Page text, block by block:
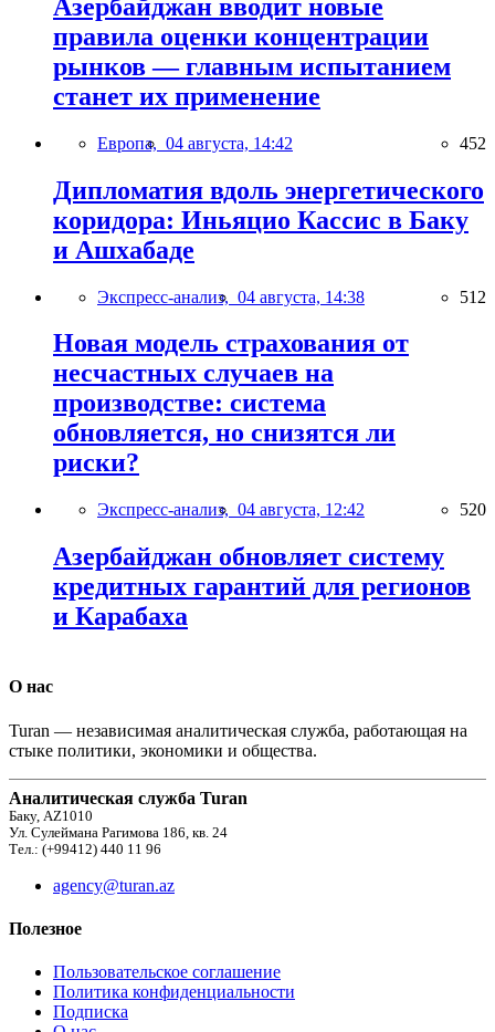
Азербайджан вводит новые
правила оценки концентрации
рынков — главным испытанием
станет их применение
Европа, 04 августа, 14:42 452
Дипломатия вдоль энергетического
коридора: Иньяцио Кассис в Баку
и Ашхабаде
Экспресс-анализ, 04 августа, 14:38 512
Новая модель страхования от
несчастных случаев на
производстве: система
обновляется, но снизятся ли
риски?
Экспресс-анализ, 04 августа, 12:42 520
Азербайджан обновляет систему
кредитных гарантий для регионов
и Карабаха
О нас
Turan — независимая аналитическая служба, работающая на
стыке политики, экономики и общества.
Аналитическая служба Turan
Баку, AZ1010
Ул. Сулеймана Рагимова 186, кв. 24
Тел.: (+99412) 440 11 96
agency@turan.az
Полезное
Пользовательское соглашение
Политика конфиденциальности
Подписка